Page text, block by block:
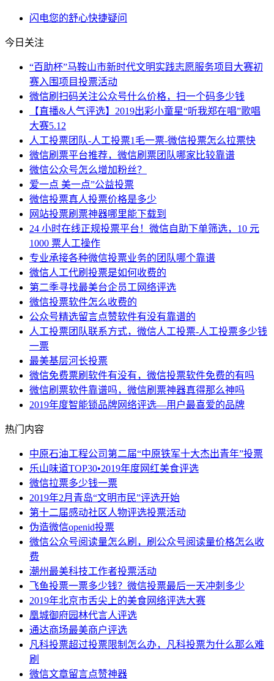
闪电您的舒心快捷疑问
今日关注
“百助杯”马鞍山市新时代文明实践志愿服务项目大赛初
赛入围项目投票活动
微信刷扫码关注公众号什么价格，扫一个码多少钱
【直播&人气评选】2019出彩小童星“听我郑在唱”歌唱
大赛5.12
人工投票团队-人工投票1毛一票-微信投票怎么拉票快
微信刷票平台推荐，微信刷票团队哪家比较靠谱
微信公众号怎么增加粉丝？
爱一点 美一点”公益投票
微信投票真人投票价格是多少
网站投票刷票神器哪里能下载到
24 小时在线正规投票平台！微信自助下单筛选，10 元
1000 票人工操作
专业承接各种微信投票业务的团队哪个靠谱
微信人工代刷投票是如何收费的
第二季寻找最美台企员工网络评选
微信投票软件怎么收费的
公众号精选留言点赞软件有没有靠谱的
人工投票团队联系方式，微信人工投票-人工投票多少钱
一票
最美基层河长投票
微信免费票刷软件有没有，微信投票软件免费的有吗
微信刷票软件靠谱吗，微信刷票神器真得那么神吗
2019年度智能锁品牌网络评选—用户最喜爱的品牌
热门内容
中原石油工程公司第二届“中原铁军十大杰出青年”投票
乐山味道TOP30•2019年度网红美食评选
微信拉票多少钱一票
2019年2月青岛“文明市民”评选开始
第十二届感动社区人物评选投票活动
伪造微信openid投票
微信公众号阅读量怎么刷，刷公众号阅读量价格怎么收
费
潮州最美科技工作者投票活动
飞鱼投票一票多少钱？微信投票最后一天冲刺多少
2019年北京市舌尖上的美食网络评选大赛
凰城御府园林代言人评选
通达商场最美商户评选
凡科投票超过投票限制怎么办，凡科投票为什么那么难
刷
微信文章留言点赞神器